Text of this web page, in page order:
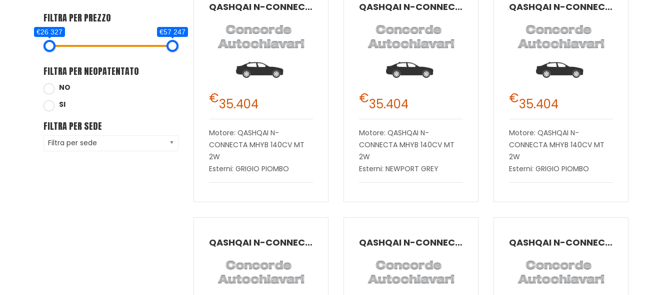
FILTRA PER PREZZO
€26 327 €57 247
FILTRA PER NEOPATENTATO
NO
SI
FILTRA PER SEDE
Filtra per sede
QASHQAI N-CONNECTA MHYB 140CV MT 2W
€35.404
Motore: QASHQAI N-
CONNECTA MHYB 140CV MT
2W
Esterni: GRIGIO PIOMBO
QASHQAI N-CONNECTA MHYB 140CV MT 2W
€35.404
Motore: QASHQAI N-
CONNECTA MHYB 140CV MT
2W
Esterni: NEWPORT GREY
QASHQAI N-CONNECTA MHYB 140CV MT 2W
€35.404
Motore: QASHQAI N-
CONNECTA MHYB 140CV MT
2W
Esterni: GRIGIO PIOMBO
QASHQAI N-CONNECTA MHYB 140CV MT 2W QASHQAI N-CONNECTA MHYB 140CV MT 2W QASHQAI N-CONNECTA MHYB 140CV MT 2W